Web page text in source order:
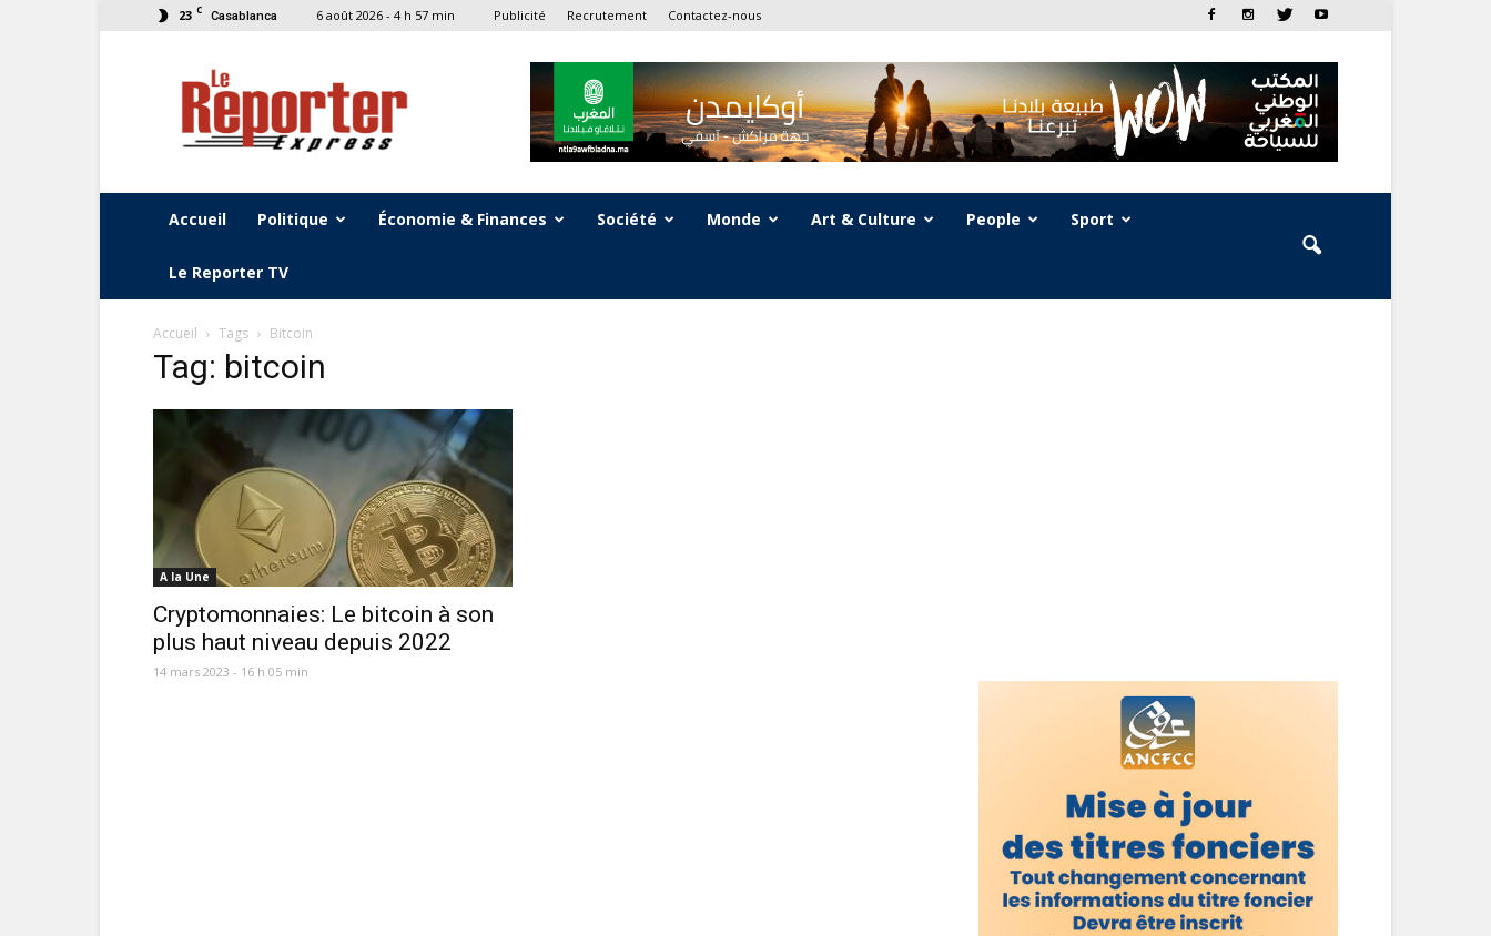
23 C Casablanca 6 août 2026 - 4 h 57 min Publicité Recrutement Contactez-nous
Le
Reporter
Express
Accueil Politique Économie & Finances Société Monde Art & Culture People Sport
Le Reporter TV
Accueil Tags Bitcoin
Tag: bitcoin
A la Une
Cryptomonnaies: Le bitcoin à son
plus haut niveau depuis 2022
14 mars 2023 - 16 h 05 min